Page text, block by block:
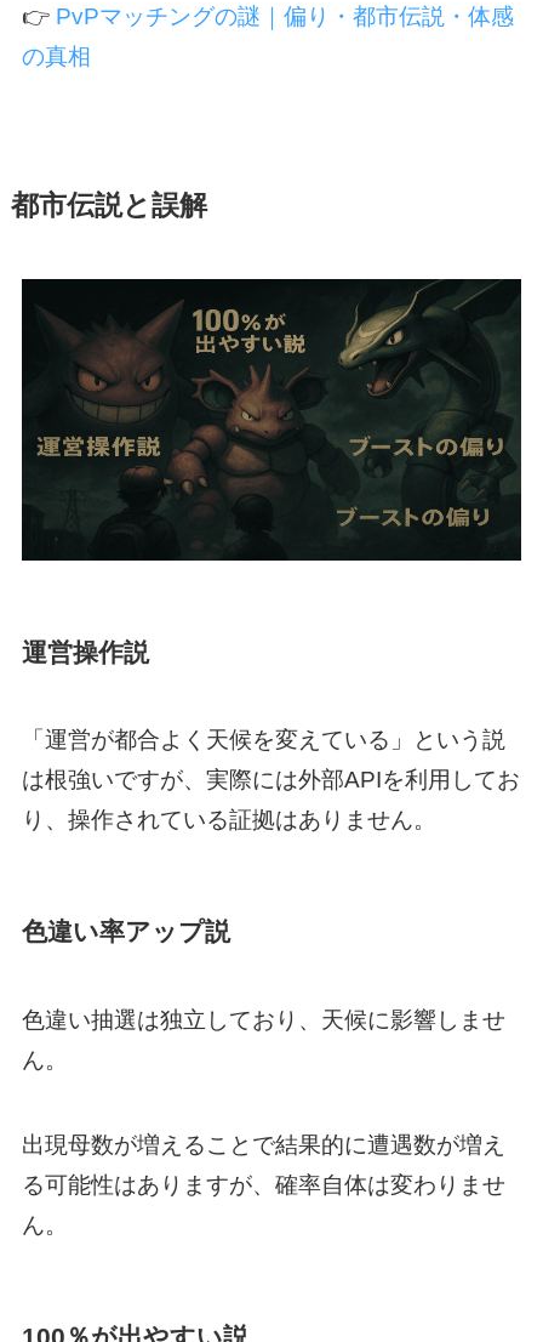
👉 PvPマッチングの謎｜偏り・都市伝説・体感
の真相
都市伝説と誤解
運営操作説
「運営が都合よく天候を変えている」という説
は根強いですが、実際には外部APIを利用してお
り、操作されている証拠はありません。
色違い率アップ説
色違い抽選は独立しており、天候に影響しませ
ん。
出現母数が増えることで結果的に遭遇数が増え
る可能性はありますが、確率自体は変わりませ
ん。